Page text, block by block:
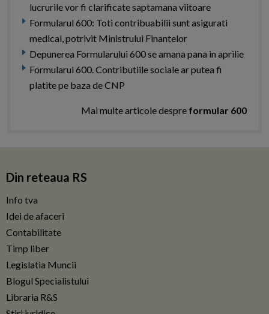
lucrurile vor fi clarificate saptamana viitoare
Formularul 600: Toti contribuabilii sunt asigurati
medical, potrivit Ministrului Finantelor
Depunerea Formularului 600 se amana pana in aprilie
Formularul 600. Contributiile sociale ar putea fi
platite pe baza de CNP
Mai multe articole despre formular 600
Din reteaua RS
Info tva
Idei de afaceri
Contabilitate
Timp liber
Legislatia Muncii
Blogul Specialistului
Libraria R&S